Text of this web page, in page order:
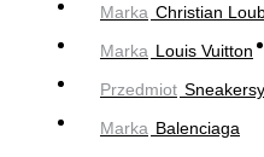
Marka Christian
Marka Louis Vuitton
Przedmiot Sneakersy
Marka Balenciaga